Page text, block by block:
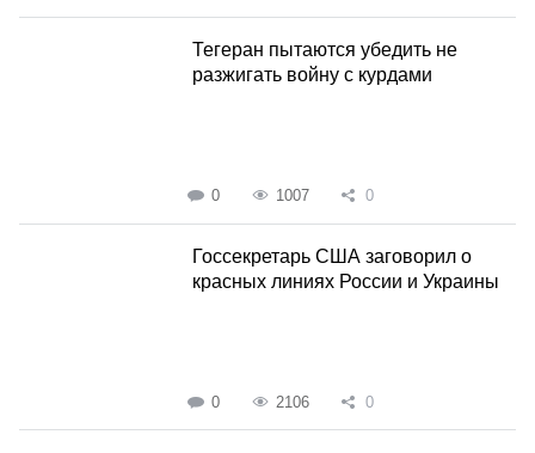
Тегеран пытаются убедить не
разжигать войну с курдами
0 1007 0
Госсекретарь США заговорил о
красных линиях России и Украины
0 2106 0